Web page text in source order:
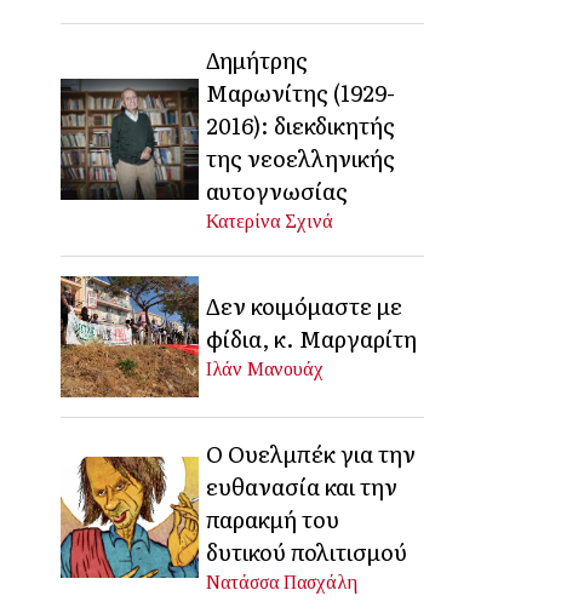
Δημήτρης
Μαρωνίτης (1929-
2016): διεκδικητής
της νεοελληνικής
αυτογνωσίας
Κατερίνα Σχινά
Δεν κοιμόμαστε με
φίδια, κ. Μαργαρίτη
Ιλάν Μανουάχ
Ο Ουελμπέκ για την
ευθανασία και την
παρακμή του
δυτικού πολιτισμού
Νατάσσα Πασχάλη